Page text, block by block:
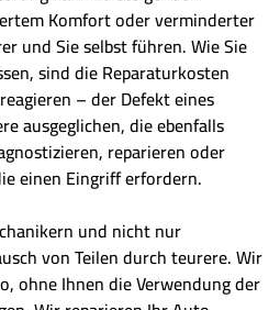
Komfort oder verminderter
und Sie selbst führen. Wie Sie
sind die Reparaturkosten
– der Defekt eines
ausgeglichen, die ebenfalls
reparieren oder
einen Eingriff erfordern.
und nicht nur
von Teilen durch teurere. Wir
ohne Ihnen die Verwendung der